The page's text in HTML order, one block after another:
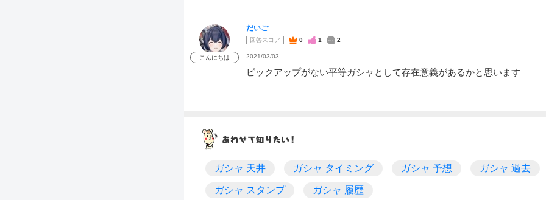
こんにちは
だいご
回答スコア 0 1 2
2021/03/03
ピックアップがない平等ガシャとして存在意義があるかと思います
ガシャ 天井 ガシャ タイミング ガシャ 予想 ガシャ 過去
ガシャ スタンプ ガシャ 履歴